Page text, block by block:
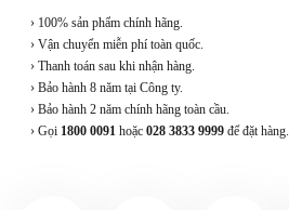
› 100% sản phẩm chính hãng.
› Vận chuyển miễn phí toàn quốc.
› Thanh toán sau khi nhận hàng.
› Bảo hành 8 năm tại Công ty.
› Bảo hành 2 năm chính hãng toàn cầu.
› Gọi 1800 0091 hoặc 028 3833 9999 để đặt hàng.